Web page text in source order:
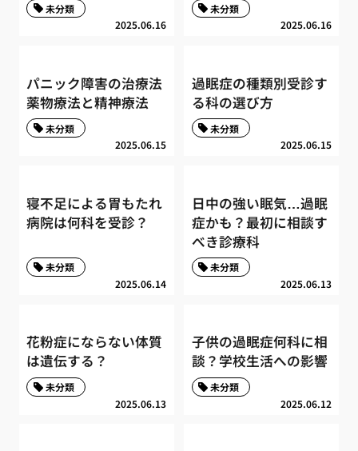
2025.06.16
未分類
2025.06.16
未分類
パニック障害の治療法
薬物療法と精神療法
2025.06.15
未分類
過眠症の種類別受診す
る科の選び方
2025.06.15
未分類
寝不足による胃もたれ
病院は何科を受診？
2025.06.14
未分類
日中の強い眠気…過眠
症かも？最初に相談す
べき診療科
2025.06.13
未分類
花粉症にならない体質
は遺伝する？
2025.06.13
未分類
子供の過眠症何科に相
談？学校生活への影響
2025.06.12
未分類